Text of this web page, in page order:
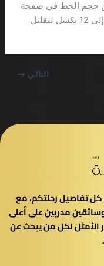
حجم الخط في صفحة
السحب؛ لماذا لا يمكنهم على الأقل رفعه إلى 12 بكسل لتقليل
التالي
كل تفاصيل رحلتكم، مع
مدربين على أعلى
الأمثل لكل من يبحث عن